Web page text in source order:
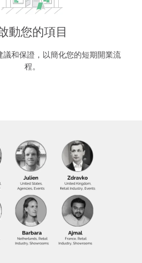
動您的項目
和保證，以簡化您的短期開業流
程。